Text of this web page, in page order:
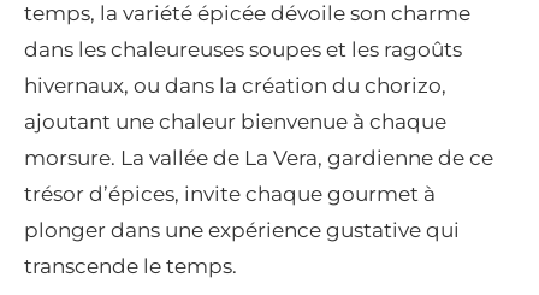
temps, la variété épicée dévoile son charme
dans les chaleureuses soupes et les ragoûts
hivernaux, ou dans la création du chorizo,
ajoutant une chaleur bienvenue à chaque
morsure. La vallée de La Vera, gardienne de ce
trésor d’épices, invite chaque gourmet à
plonger dans une expérience gustative qui
transcende le temps.